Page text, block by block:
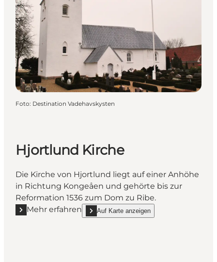
Foto: Destination Vadehavskysten
Hjortlund Kirche
Die Kirche von Hjortlund liegt auf einer Anhöhe
in Richtung Kongeåen und gehörte bis zur
Reformation 1536 zum Dom zu Ribe.
Mehr erfahren
Mehr erfahren "Hjortlund Kirche"
Auf Karte anzeigen
show Hjortlund Kirche on_map